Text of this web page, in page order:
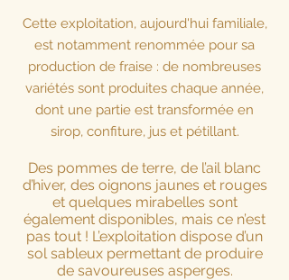
Cette exploitation, aujourd'hui familiale,
est notamment renommée pour sa
production de fraise : de nombreuses
variétés sont produites chaque année,
dont une partie est transformée en
sirop, confiture, jus et pétillant.
Des pommes de terre, de l’ail blanc
d’hiver, des oignons jaunes et rouges
et quelques mirabelles sont
également disponibles, mais ce n’est
pas tout ! L’exploitation dispose d’un
sol sableux permettant de produire
de savoureuses asperges.